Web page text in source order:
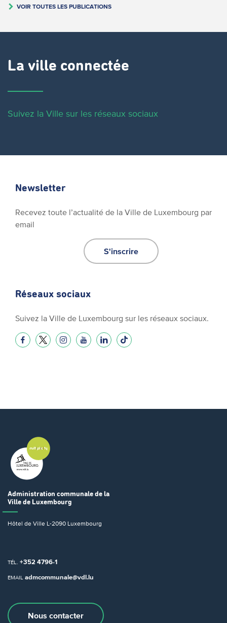
VOIR TOUTES LES PUBLICATIONS
La ville connectée
Suivez la Ville sur les réseaux sociaux
Newsletter
Recevez toute l’actualité de la Ville de Luxembourg par
email
S'inscrire
Réseaux sociaux
Suivez la Ville de Luxembourg sur les réseaux sociaux.
Administration communale de la
Ville de Luxembourg
Hôtel de Ville L-2090 Luxembourg
TÉL. +352 4796-1
EMAIL admcommunale@vdl.lu
Nous contacter